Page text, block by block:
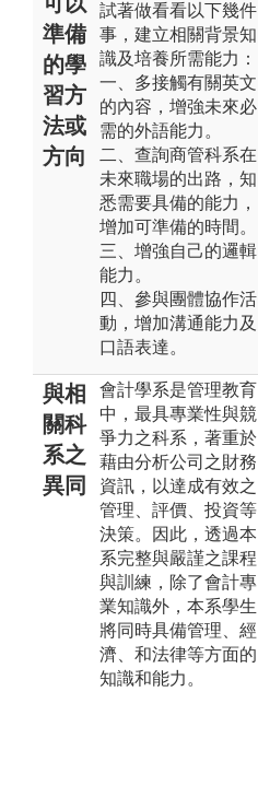
準備
的學
習方
法或
方向
試著做看看以下幾件
事，建立相關背景知
識及培養所需能力：
一、多接觸有關英文
的內容，增強未來必
需的外語能力。
二、查詢商管科系在
未來職場的出路，知
悉需要具備的能力，
增加可準備的時間。
三、增強自己的邏輯
能力。
四、參與團體協作活
動，增加溝通能力及
口語表達。
與相
關科
系之
異同
會計學系是管理教育
中，最具專業性與競
爭力之科系，著重於
藉由分析公司之財務
資訊，以達成有效之
管理、評價、投資等
決策。因此，透過本
系完整與嚴謹之課程
與訓練，除了會計專
業知識外，本系學生
將同時具備管理、經
濟、和法律等方面的
知識和能力。